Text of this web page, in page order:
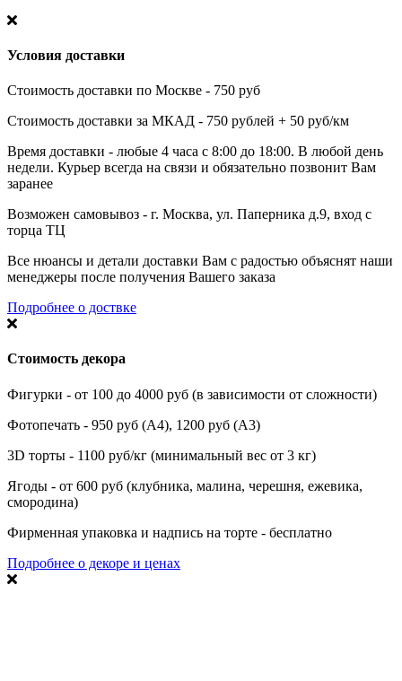
Условия доставки
Стоимость доставки по Москве - 750 руб
Стоимость доставки за МКАД - 750 рублей + 50 руб/км
Время доставки - любые 4 часа с 8:00 до 18:00. В любой день
недели. Курьер всегда на связи и обязательно позвонит Вам
заранее
Возможен самовывоз - г. Москва, ул. Паперника д.9, вход с
торца ТЦ
Все нюансы и детали доставки Вам с радостью объяснят наши
менеджеры после получения Вашего заказа
Подробнее о доствке
Стоимость декора
Фигурки - от 100 до 4000 руб (в зависимости от сложности)
Фотопечать - 950 руб (А4), 1200 руб (А3)
3D торты - 1100 руб/кг (минимальный вес от 3 кг)
Ягоды - от 600 руб (клубника, малина, черешня, ежевика,
смородина)
Фирменная упаковка и надпись на торте - бесплатно
Подробнее о декоре и ценах